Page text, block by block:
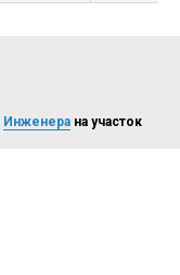
Инженера на участок